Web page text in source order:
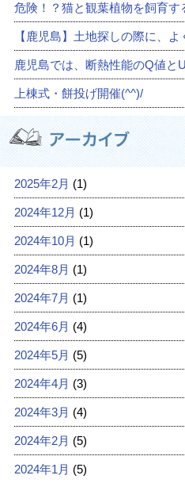
危険！？猫と観葉植物を飼育す
【鹿児島】土地探しの際に、よ
鹿児島では、断熱性能のQ値と
上棟式・餅投げ開催(^^)/
2025年2月 (1)
2024年12月 (1)
2024年10月 (1)
2024年8月 (1)
2024年7月 (1)
2024年6月 (4)
2024年5月 (5)
2024年4月 (3)
2024年3月 (4)
2024年2月 (5)
2024年1月 (5)